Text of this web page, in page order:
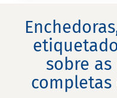
sobre
completas